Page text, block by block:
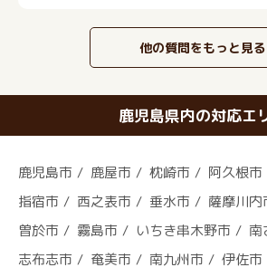
他の質問をもっと見る
鹿児島県内の対応エ
鹿児島市 鹿屋市 枕崎市 阿久根市
指宿市
西之表市 垂水市 薩摩川内
曽於市
霧島市 いちき串木野市
南
志布志市
奄美市 南九州市 伊佐市